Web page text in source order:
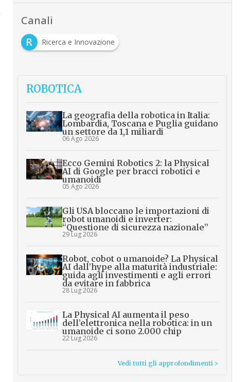
Canali
R
Ricerca e Innovazione
ROBOTICA
La geografia della robotica in Italia:
Lombardia, Toscana e Puglia guidano
un settore da 1,1 miliardi
06 Ago 2026
Ecco Gemini Robotics 2: la Physical
AI di Google per bracci robotici e
umanoidi
05 Ago 2026
Gli USA bloccano le importazioni di
robot umanoidi e inverter:
“Questione di sicurezza nazionale”
29 Lug 2026
Robot, cobot o umanoide? La Physical
AI dall’hype alla maturità industriale:
guida agli investimenti e agli errori
da evitare in fabbrica
28 Lug 2026
La Physical AI aumenta il peso
dell’elettronica nella robotica: in un
umanoide ci sono 2.000 chip
22 Lug 2026
Vedi tutti gli approfondimenti >